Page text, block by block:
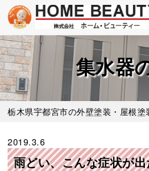
Skip
to
main
content
集水器
栃木県宇都宮市の外壁塗装・屋根
2019.3.6
雨どい、こんな症状が